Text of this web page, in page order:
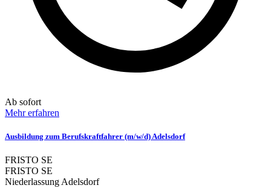
Ab sofort
Mehr erfahren
Ausbildung zum Berufskraftfahrer (m/w/d) Adelsdorf
FRISTO SE
FRISTO SE
Niederlassung Adelsdorf